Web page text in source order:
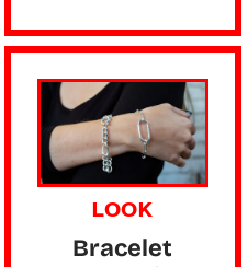
LOOK
Bracelet